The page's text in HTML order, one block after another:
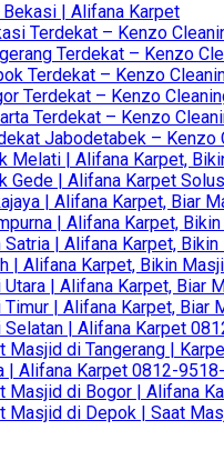
| Alifana Karpet
Terdekat – Kenzo
Terdekat – Kenzo
Terdekat – Kenzo
Terdekat – Kenzo
Terdekat – Kenzo
Jabodetabek –
| Alifana Karpet,
Gede | Alifana Karpet
| Alifana Karpet, Biar
| Alifana Karpet,
| Alifana Karpet,
| Alifana Karpet, Bikin
| Alifana Karpet, Biar
| Alifana Karpet, Biar
| Alifana Karpet
di Tangerang |
| Alifana Karpet 0812-
di Bogor | Alifana
di Depok | Saat